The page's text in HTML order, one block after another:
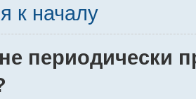
к началу
периодически